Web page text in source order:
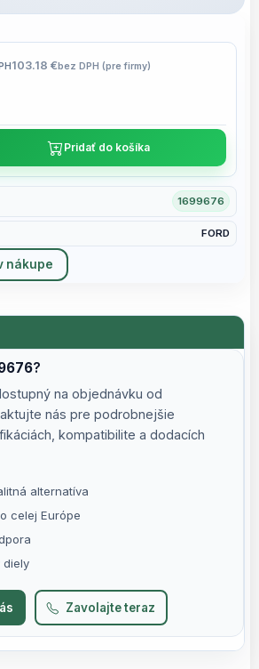
1699676
FORD
103.18 €bez DPH (pre firmy)
Pridať do košíka
nákupe
?
na objednávku od
nás pre podrobnejšie
kompatibilite a dodacích
alternatíva
celej Európe
diely
Zavolajte teraz